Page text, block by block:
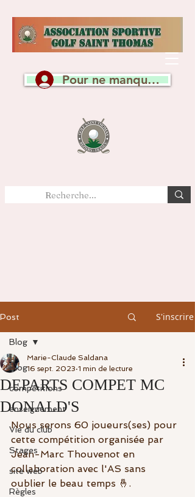
Pour ne manquer
Post S'inscrire
Blog
compétitions
enseignement
Vie du club
Stages
site web
Règles
Blog
DEPARTS COMPET MC
DONALD'S
Marie-Claude Saldana
16 sept. 2023 1 min de lecture
Nous serons 60 joueurs(ses) pour
cette compétition organisée par
Jean-Marc Thouvenot en
collaboration avec l'AS sans
oublier le beau temps 🤞.